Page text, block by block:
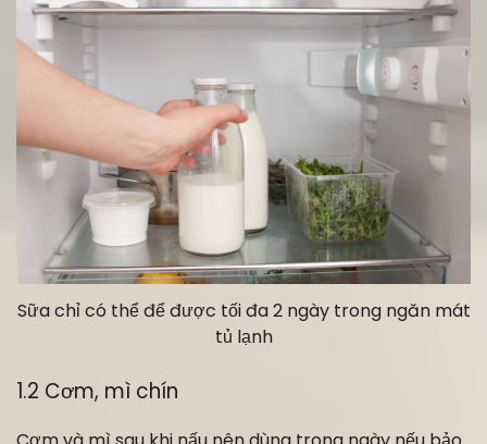
Sữa chỉ có thể để được tối đa 2 ngày trong ngăn mát
tủ lạnh
1.2 Cơm, mì chín